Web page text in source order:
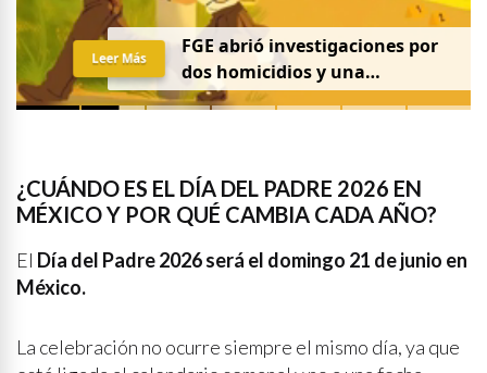
FGE abrió investigaciones por
dos homicidios y una
desaparición el 7 de agosto
Leer Más
¿CUÁNDO ES EL DÍA DEL PADRE 2026 EN
MÉXICO Y POR QUÉ CAMBIA CADA AÑO?
El Día del Padre 2026 será el domingo 21 de junio en
México.
La celebración no ocurre siempre el mismo día, ya que